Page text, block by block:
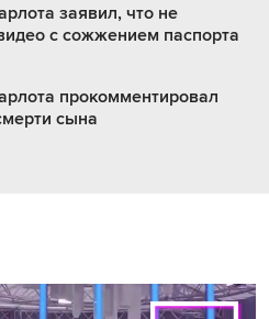
заявил, что не
с сожжением паспорта
прокомментировал
сына